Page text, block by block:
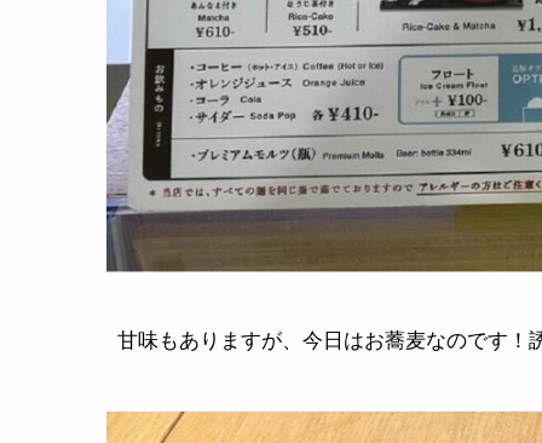
甘味もありますが、今日はお蕎麦なのです！